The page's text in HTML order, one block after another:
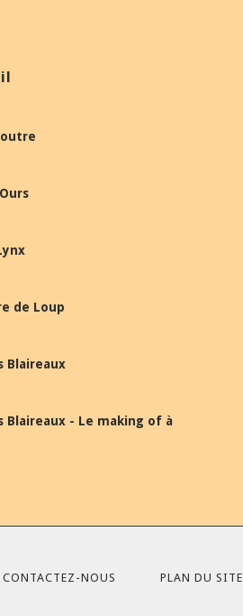
de Loup
Blaireaux
Blaireaux - Le making of à
CONTACTEZ-NOUS PLAN DU SITE